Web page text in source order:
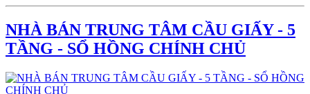
NHÀ BÁN TRUNG TÂM CẦU GIẤY - 5
TẦNG - SỔ HỒNG CHÍNH CHỦ